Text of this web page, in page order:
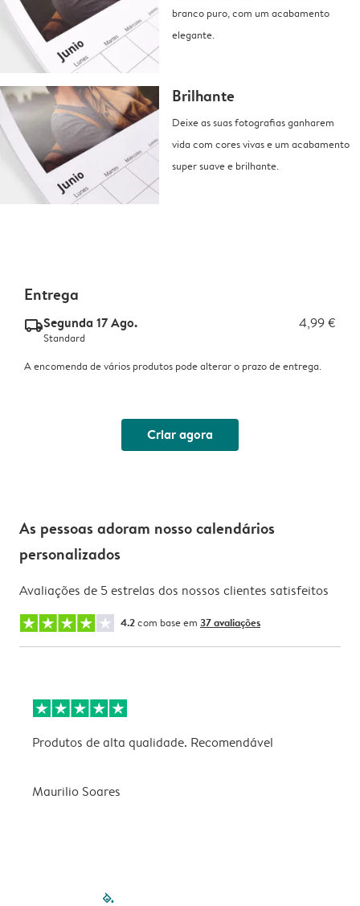
branco puro, com um acabamento
elegante.
Brilhante
Deixe as suas fotografias ganharem
vida com cores vivas e um acabamento
super suave e brilhante.
Entrega
delivery_standard_v2Segunda 17 Ago. 4,99 €
Standard
A encomenda de vários produtos pode alterar o prazo de entrega.
Criar agora
As pessoas adoram nosso calendários
personalizados
Avaliações de 5 estrelas dos nossos clientes satisfeitos
4.2com base em 37 avaliações
Produtos de alta qualidade. Recomendável
Maurilio Soares
filled-pagination